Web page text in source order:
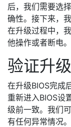
后，我们需要选
确性。接下来，
在升级过程中，
他操作或者断电。
验证升
在升级BIOS完成
重新进入BIOS设
级前一致。我们
有任何异常情况